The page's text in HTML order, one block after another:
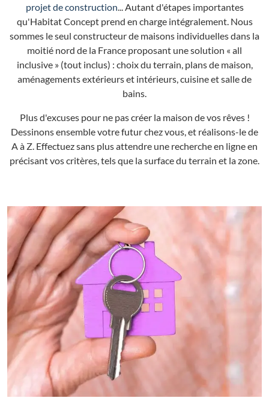
projet de construction... Autant d'étapes importantes
qu'Habitat Concept prend en charge intégralement. Nous
sommes le seul constructeur de maisons individuelles dans la
moitié nord de la France proposant une solution « all
inclusive » (tout inclus) : choix du terrain, plans de maison,
aménagements extérieurs et intérieurs, cuisine et salle de
bains.
Plus d'excuses pour ne pas créer la maison de vos rêves !
Dessinons ensemble votre futur chez vous, et réalisons-le de
A à Z. Effectuez sans plus attendre une recherche en ligne en
précisant vos critères, tels que la surface du terrain et la zone.